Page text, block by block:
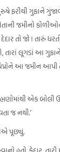
ફરીથી ગુફાને
જમીનો
તો જો ! તારું
તારાં લૂગડાં આ
આ જમીન
એક બોલી
જ નથી.’
પૂછ્યું.